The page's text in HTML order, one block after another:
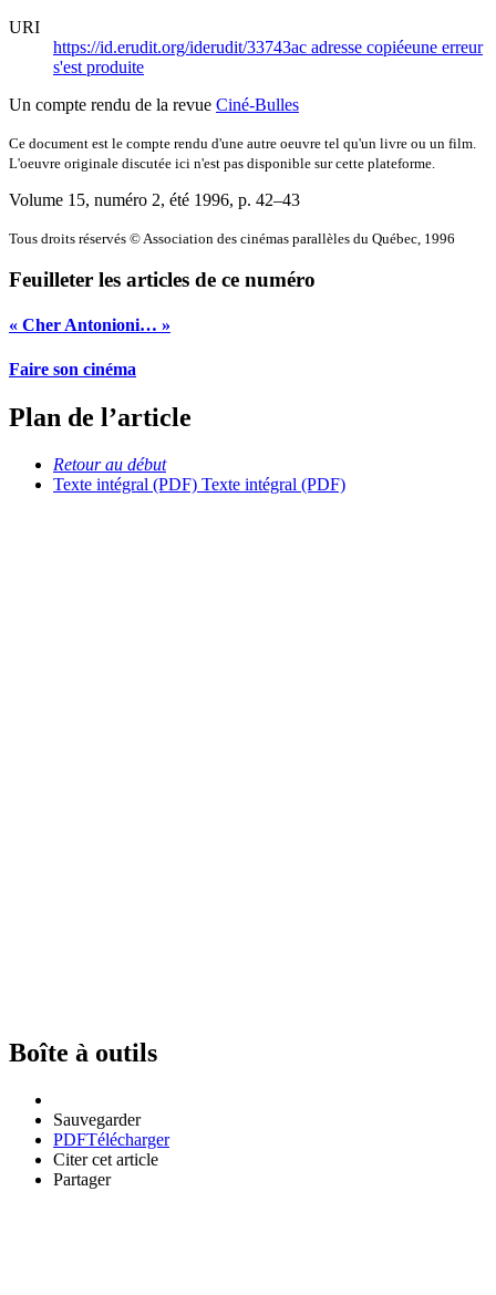
URI
https://id.erudit.org/iderudit/33743ac adresse copiéeune erreur
s'est produite
Un compte rendu de la revue Ciné-Bulles
Ce document est le compte rendu d'une autre oeuvre tel qu'un livre ou un film.
L'oeuvre originale discutée ici n'est pas disponible sur cette plateforme.
Volume 15, numéro 2, été 1996, p. 42–43
Tous droits réservés © Association des cinémas parallèles du Québec, 1996
Feuilleter les articles de ce numéro
« Cher Antonioni… »
Faire son cinéma
Plan de l’article
Retour au début
Texte intégral (PDF) Texte intégral (PDF)
Boîte à outils
Sauvegarder
PDFTélécharger
Citer cet article
Partager